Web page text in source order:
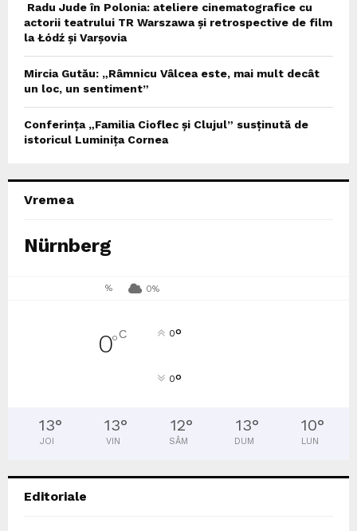
Radu Jude în Polonia: ateliere cinematografice cu
actorii teatrului TR Warszawa și retrospective de film
la Łódź și Varșovia
Mircia Gutău: „Râmnicu Vâlcea este, mai mult decât
un loc, un sentiment”
Conferința „Familia Cioflec și Clujul” susținută de
istoricul Luminița Cornea
Vremea
Nürnberg
% 0%
0°C 0°
0°
13°
JOI
13°
VIN
12°
SÂM
13°
DUM
10°
LUN
Editoriale